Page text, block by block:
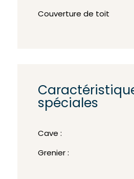
Couverture de toit
spéciales
Cave :
Grenier :